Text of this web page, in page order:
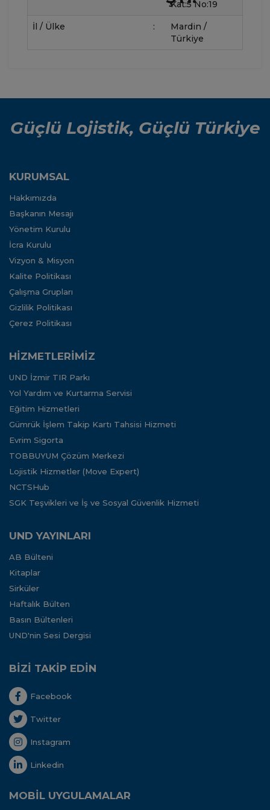
Kat:5 No:19
İl / Ülke :
Mardin /
Türkiye
Güçlü Lojistik, Güçlü Türkiye
KURUMSAL
Hakkımızda
Başkanın Mesajı
Yönetim Kurulu
İcra Kurulu
Vizyon & Misyon
Kalite Politikası
Çalışma Grupları
Gizlilik Politikası
Çerez Politikası
HİZMETLERİMİZ
UND İzmir TIR Parkı
Yol Yardım ve Kurtarma Servisi
Eğitim Hizmetleri
Gümrük İşlem Takip Kartı Tahsisi Hizmeti
Evrim Sigorta
TOBBUYUM Çözüm Merkezi
Lojistik Hizmetler (Move Expert)
NCTSHub
SGK Teşvikleri ve İş ve Sosyal Güvenlik Hizmeti
UND YAYINLARI
AB Bülteni
Kitaplar
Sirküler
Haftalık Bülten
Basın Bültenleri
UND'nin Sesi Dergisi
BİZİ TAKİP EDİN
Facebook
Twitter
Instagram
Linkedin
MOBİL UYGULAMALAR